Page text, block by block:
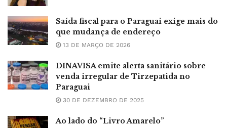
Saída fiscal para o Paraguai exige mais do
que mudança de endereço
13 DE MARÇO DE 2026
DINAVISA emite alerta sanitário sobre
venda irregular de Tirzepatida no
Paraguai
30 DE DEZEMBRO DE 2025
Ao lado do “Livro Amarelo”